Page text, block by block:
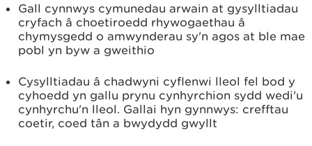
Gall cynnwys cymunedau arwain at gysylltiadau
cryfach â choetiroedd rhywogaethau â
chymysgedd o amwynderau sy'n agos at ble mae
pobl yn byw a gweithio
Cysylltiadau â chadwyni cyflenwi lleol fel bod y
cyhoedd yn gallu prynu cynhyrchion sydd wedi'u
cynhyrchu'n lleol. Gallai hyn gynnwys: crefftau
coetir, coed tân a bwydydd gwyllt